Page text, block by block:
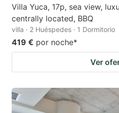
dates.
Villa Yuca, 17p, sea view,
centrally located, BBQ
villa · 2 Huéspedes · 1 Dormitorio
419 € por noche*
Ver